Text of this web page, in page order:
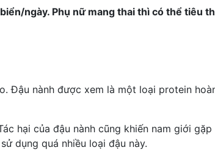
ngày. Phụ nữ mang thai thì có thể tiêu
Đậu nành được xem là một loại protein
hại của đậu nành cũng khiến nam giới
dụng quá nhiều loại đậu này.